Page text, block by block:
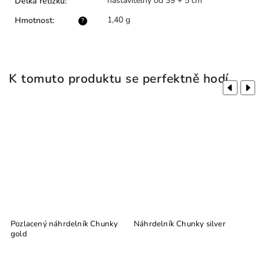
?
Hmotnost: 1,40 g
K tomuto produktu se perfektně hodí
Previous
Pozlacený náhrdelník Chunky
gold
Náhrdelník Chunky silver
Next